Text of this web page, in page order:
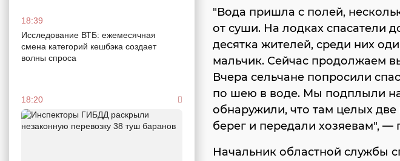
18:39
Исследование ВТБ: ежемесячная
смена категорий кешбэка создает
волны спроса
18:20
"Вода пришла с полей,
от суши. На лодках спасатели
десятка жителей, среди них
мальчик. Сейчас продолжаем
Вчера сельчане попросили
по шею в воде. Мы подплыли
обнаружили, что там целых
берег и передали хозяевам",
Начальник областной службы